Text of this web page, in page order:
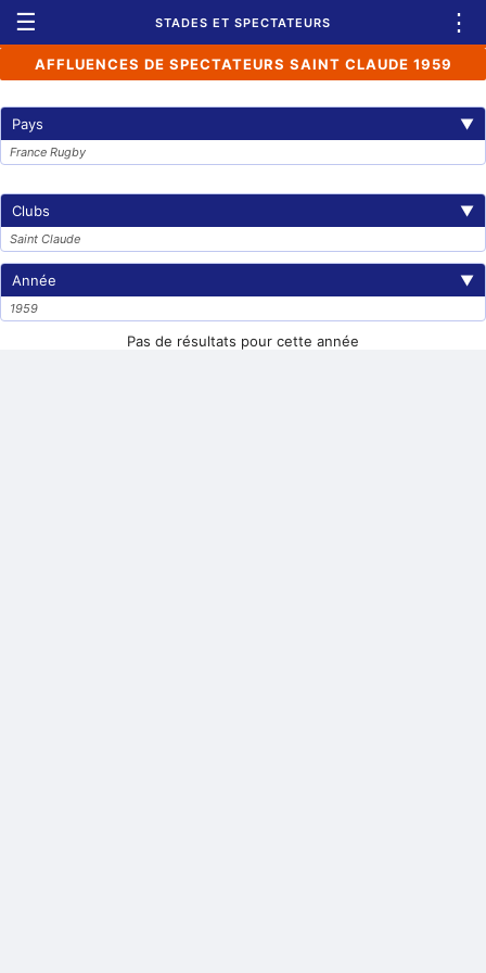
☰ STADES ET SPECTATEURS ⋮
AFFLUENCES DE SPECTATEURS SAINT CLAUDE 1959
Pays ▼
France Rugby
Clubs ▼
Saint Claude
Année ▼
1959
Pas de résultats pour cette année